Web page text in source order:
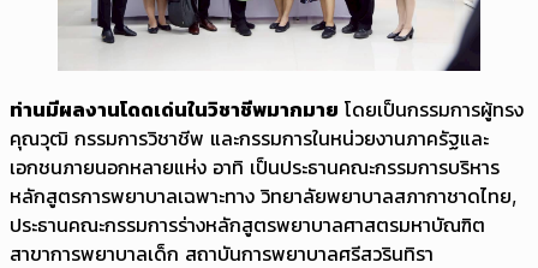
ท่านมีผลงานโดดเด่นในวิชาชีพมากมาย โดยเป็นกรรมการผู้ทรง
คุณวุฒิ กรรมการวิชาชีพ และกรรมการในหน่วยงานภาครัฐและ
เอกชนภายนอกหลายแห่ง อาทิ เป็นประธานคณะกรรมการบริหาร
หลักสูตรการพยาบาลเฉพาะทาง วิทยาลัยพยาบาลสภากาชาดไทย,
ประธานคณะกรรมการร่างหลักสูตรพยาบาลศาสตรมหาบัณฑิต
สาขาการพยาบาลเด็ก สถาบันการพยาบาลศรีสวรินทิรา